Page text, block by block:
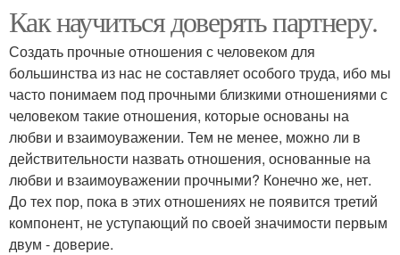
Как научиться доверять партнеру.
Создать прочные отношения с человеком для
большинства из нас не составляет особого труда, ибо мы
часто понимаем под прочными близкими отношениями с
человеком такие отношения, которые основаны на
любви и взаимоуважении. Тем не менее, можно ли в
действительности назвать отношения, основанные на
любви и взаимоуважении прочными? Конечно же, нет.
До тех пор, пока в этих отношениях не появится третий
компонент, не уступающий по своей значимости первым
двум - доверие.